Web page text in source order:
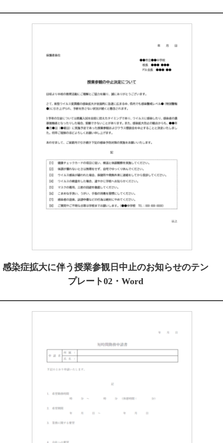
感染症拡大に伴う授業参観日中止のお知らせのテン
プレート02・Word